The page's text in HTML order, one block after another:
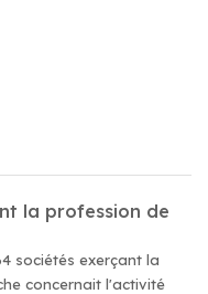
la profession de
sociétés exerçant la
concernait l'activité